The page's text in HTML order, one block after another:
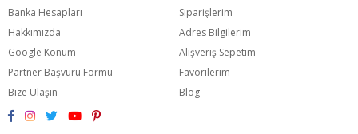
Banka Hesapları
Hakkımızda
Google Konum
Partner Başvuru Formu
Bize Ulaşın
Siparişlerim
Adres Bilgilerim
Alışveriş Sepetim
Favorilerim
Blog